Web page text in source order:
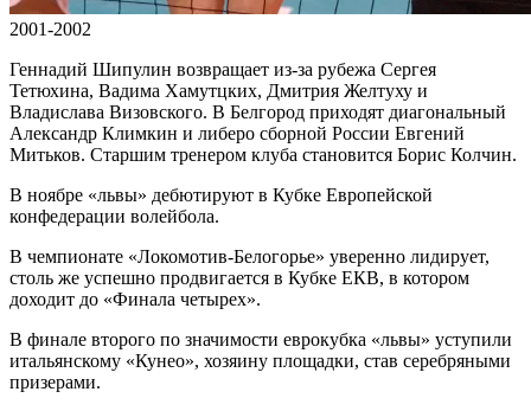
2001-2002
Геннадий Шипулин возвращает из-за рубежа Сергея
Тетюхина, Вадима Хамутцких, Дмитрия Желтуху и
Владислава Визовского. В Белгород приходят диагональный
Александр Климкин и либеро сборной России Евгений
Митьков. Старшим тренером клуба становится Борис Колчин.
В ноябре «львы» дебютируют в Кубке Европейской
конфедерации волейбола.
В чемпионате «Локомотив-Белогорье» уверенно лидирует,
столь же успешно продвигается в Кубке ЕКВ, в котором
доходит до «Финала четырех».
В финале второго по значимости еврокубка «львы» уступили
итальянскому «Кунео», хозяину площадки, став серебряными
призерами.